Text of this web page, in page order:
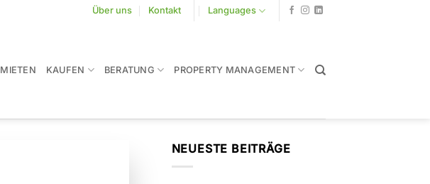
Über uns Kontakt Languages
MIETEN KAUFEN BERATUNG PROPERTY MANAGEMENT
NEUESTE BEITRÄGE